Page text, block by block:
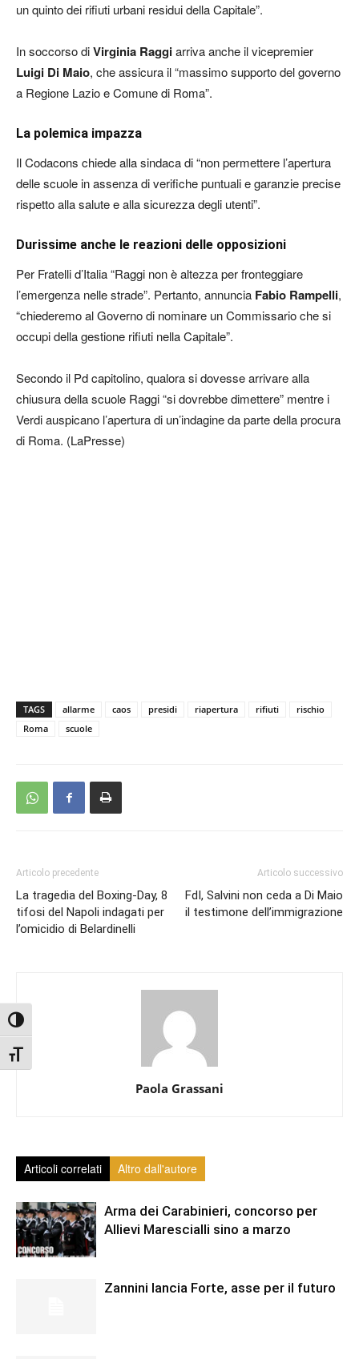
Attiva/disattiva alto contrasto
Attiva/disattiva dimensione testo
un quinto dei rifiuti urbani residui della Capitale”.
In soccorso diVirginia Raggiarriva anche il vicepremier
Luigi Di Maio, che assicura il “massimo supporto del governo
a Regione Lazio e Comune di Roma”.
La polemica impazza
Il Codacons chiede alla sindaca di “non permettere l’apertura
delle scuole in assenza di verifiche puntuali e garanzie precise
rispetto alla salute e alla sicurezza degli utenti”.
Durissime anche le reazioni delle opposizioni
Per Fratelli d’Italia “Raggi non è altezza per fronteggiare
l’emergenza nelle strade”. Pertanto, annuncia Fabio Rampelli,
“chiederemo al Governo di nominare un Commissario che si
occupi della gestione rifiuti nella Capitale”.
Secondo il Pd capitolino, qualora si dovesse arrivare alla
chiusura della scuole Raggi “si dovrebbe dimettere” mentre i
Verdi auspicano l’apertura di un’indagine da parte della procura
di Roma. (LaPresse)
TAGS allarme caos presidi riapertura rifiuti
rischio
Roma
scuole
Articolo precedente
La tragedia del Boxing-Day, 8
tifosi del Napoli indagati per
l’omicidio di Belardinelli
Articolo successivo
FdI, Salvini non ceda a Di Maio
il testimone dell’immigrazione
Paola Grassani
Articoli correlati Altro dall'autore
Arma dei Carabinieri, concorso per
Allievi Marescialli sino a marzo
Zannini lancia Forte, asse per il futuro